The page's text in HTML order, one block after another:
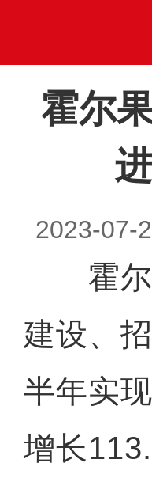
霍尔
2023-07-
霍尔
建设、
半年实
增长